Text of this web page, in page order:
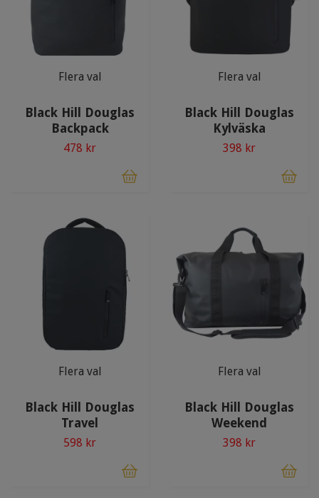
Flera val
Black Hill Douglas
Backpack
478 kr
Flera val
Black Hill Douglas
Kylväska
398 kr
Flera val
Black Hill Douglas
Travel
598 kr
Flera val
Black Hill Douglas
Weekend
398 kr